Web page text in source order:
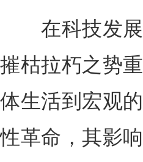
在科技发展
摧枯拉朽之势
体生活到宏观
性革命，其影